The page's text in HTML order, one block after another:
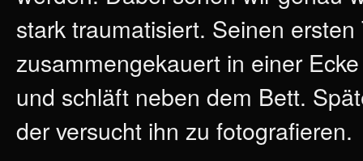
stark traumatisiert. Seinen
zusammengekauert in einer
und schläft neben dem Bett.
der versucht ihn zu fotografieren.